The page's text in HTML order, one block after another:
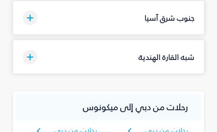
جنوب شرق آسيا
شبه القارة الهندية
رحلات من دبي إلى ميكونوس